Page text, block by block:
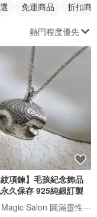
免運商品 折扣商
熱門程度優先
紋項鍊】毛孩紀念飾品
久保存 925純銀訂製
Purnima Magic Salon 圓滿靈性工作坊